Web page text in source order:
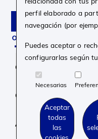
Facebook
Instagram
Linkedin
Youtube
Corporativo
Contacto y soporte
Aviso legal y
perfil elaborado a
navegación (por
Puedes aceptar o
configurarlas según
Necesarias
Aceptar
todas
las
cookies